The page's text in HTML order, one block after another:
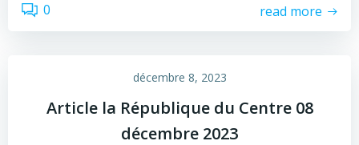
0 read more
décembre 8, 2023
Article la République du Centre 08
décembre 2023